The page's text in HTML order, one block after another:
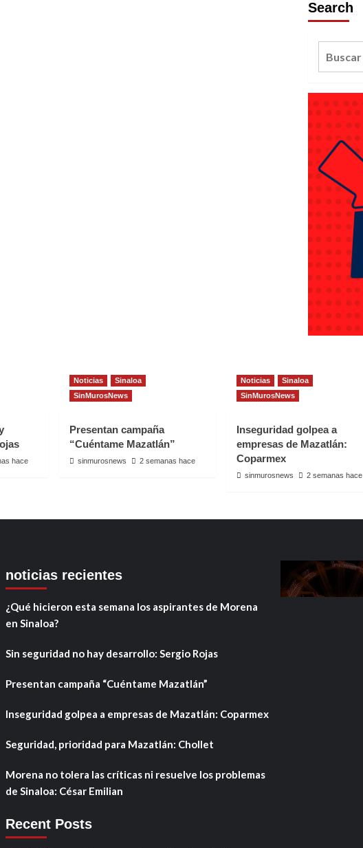
Search
hace
Noticias
Sinaloa
SinMurosNews
Presentan campaña
“Cuéntame Mazatlán”
sinmurosnews 2 semanas hace
Noticias
Sinaloa
SinMurosNews
Inseguridad golpea a
empresas de Mazatlán:
Coparmex
sinmurosnews 2 semanas hace
noticias recientes
¿Qué hicieron esta semana los aspirantes de Morena
en Sinaloa?
Sin seguridad no hay desarrollo: Sergio Rojas
Presentan campaña “Cuéntame Mazatlán”
Inseguridad golpea a empresas de Mazatlán: Coparmex
Seguridad, prioridad para Mazatlán: Chollet
Morena no tolera las críticas ni resuelve los problemas
de Sinaloa: César Emilian
Recent Posts